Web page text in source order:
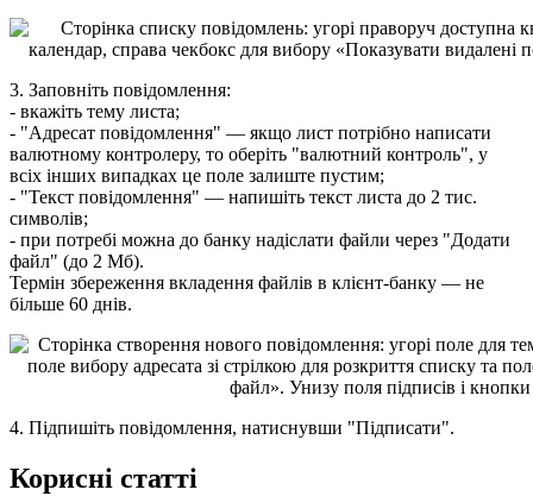
3. Заповніть повідомлення:
- вкажіть тему листа;
- "Адресат повідомлення" — якщо лист потрібно написати
валютному контролеру, то оберіть "валютний контроль", у
всіх інших випадках це поле залиште пустим;
- "Текст повідомлення" — напишіть текст листа до 2 тис.
символів;
- при потребі можна до банку надіслати файли через "Додати
файл" (до 2 Мб).
Термін збереження вкладення файлів в клієнт-банку — не
більше 60 днів.
4. Підпишіть повідомлення, натиснувши "Підписати".
Корисні статті